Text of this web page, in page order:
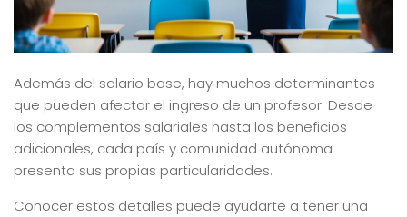
Además del salario base, hay muchos determinantes
que pueden afectar el ingreso de un profesor. Desde
los complementos salariales hasta los beneficios
adicionales, cada país y comunidad autónoma
presenta sus propias particularidades.
Conocer estos detalles puede ayudarte a tener una